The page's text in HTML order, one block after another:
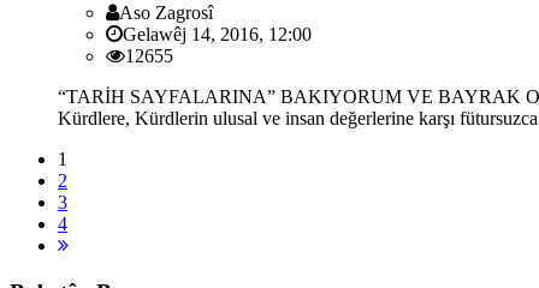
Aso Zagrosî
Gelawêj 14, 2016, 12:00
12655
“TARİH SAYFALARINA” BAKIYORUM VE BAYRAK
Kürdlere, Kürdlerin ulusal ve insan değerlerine karşı
1
2
3
4